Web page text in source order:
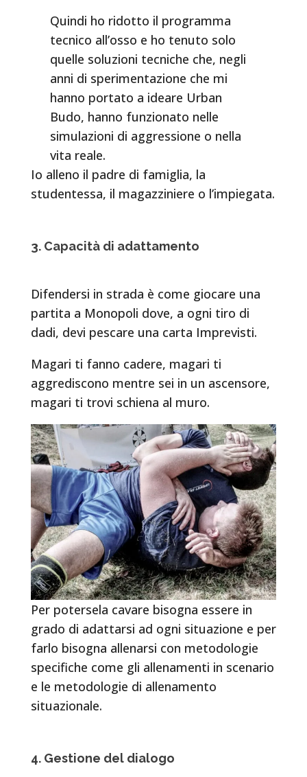
Quindi ho ridotto il programma
tecnico all’osso e ho tenuto solo
quelle soluzioni tecniche che, negli
anni di sperimentazione che mi
hanno portato a ideare Urban
Budo, hanno funzionato nelle
simulazioni di aggressione o nella
vita reale.
Io alleno il padre di famiglia, la
studentessa, il magazziniere o l’impiegata.
3. Capacità di adattamento
Difendersi in strada è come giocare una
partita a Monopoli dove, a ogni tiro di
dadi, devi pescare una carta Imprevisti.
Magari ti fanno cadere, magari ti
aggrediscono mentre sei in un ascensore,
magari ti trovi schiena al muro.
Per potersela cavare bisogna essere in
grado di adattarsi ad ogni situazione e per
farlo bisogna allenarsi con metodologie
specifiche come gli allenamenti in scenario
e le metodologie di allenamento
situazionale.
4. Gestione del dialogo